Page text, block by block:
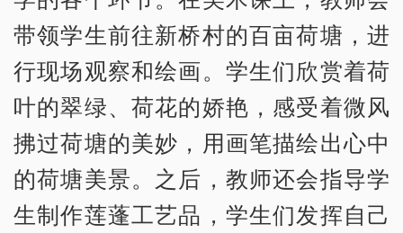
带领学生前往新桥村的百亩荷塘，进
行现场观察和绘画。学生们欣赏着荷
叶的翠绿、荷花的娇艳，感受着微风
拂过荷塘的美妙，用画笔描绘出心中
的荷塘美景。之后，教师还会指导学
生制作莲蓬工艺品，学生们发挥自己